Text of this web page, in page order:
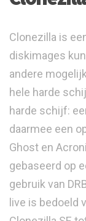
Clonezilla is
diskimages
andere
hele harde
harde schijf:
daarmee een
Ghost en
gebaseerd op
gebruik van
live is bedoeld